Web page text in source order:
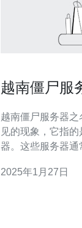
越南僵尸服
越南僵尸服务器之名 越南僵尸服务器是网络游戏中
见的现象，它指
器。这些服务器
探讨越南僵尸服务器
2025年1月27日